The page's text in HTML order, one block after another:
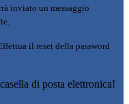
inviato un messaggio
il reset della password
di posta elettronica!